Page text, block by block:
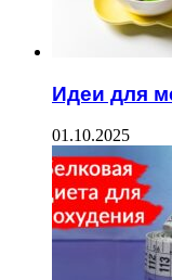
Идеи для
01.10.2025